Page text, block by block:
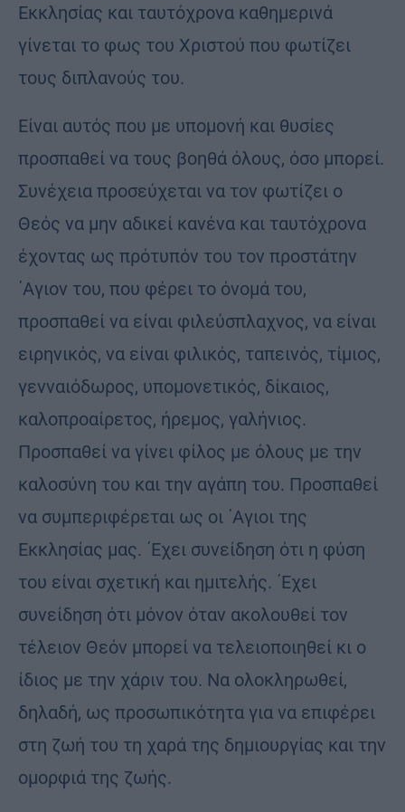
Εκκλησίας και ταυτόχρονα καθημερινά
γίνεται το φως του Χριστού που φωτίζει
τους διπλανούς του.
Είναι αυτός που με υπομονή και θυσίες
προσπαθεί να τους βοηθά όλους, όσο μπορεί.
Συνέχεια προσεύχεται να τον φωτίζει ο
Θεός να μην αδικεί κανένα και ταυτόχρονα
έχοντας ως πρότυπόν του τον προστάτην
΄Αγιον του, που φέρει το όνομά του,
προσπαθεί να είναι φιλεύσπλαχνος, να είναι
ειρηνικός, να είναι φιλικός, ταπεινός, τίμιος,
γενναιόδωρος, υπομονετικός, δίκαιος,
καλοπροαίρετος, ήρεμος, γαλήνιος.
Προσπαθεί να γίνει φίλος με όλους με την
καλοσύνη του και την αγάπη του. Προσπαθεί
να συμπεριφέρεται ως οι ΄Αγιοι της
Εκκλησίας μας. ΄Εχει συνείδηση ότι η φύση
του είναι σχετική και ημιτελής. ΄Εχει
συνείδηση ότι μόνον όταν ακολουθεί τον
τέλειον Θεόν μπορεί να τελειοποιηθεί κι ο
ίδιος με την χάριν του. Να ολοκληρωθεί,
δηλαδή, ως προσωπικότητα για να επιφέρει
στη ζωή του τη χαρά της δημιουργίας και την
ομορφιά της ζωής.